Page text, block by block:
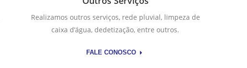
Realizamos outros serviços, rede pluvial, limpeza de
caixa d’água, dedetização, entre outros.
FALE CONOSCO